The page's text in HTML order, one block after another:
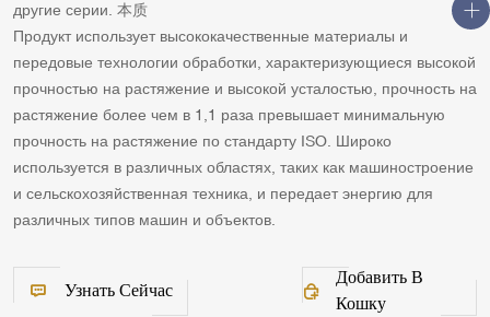
другие серии. 本质
Продукт использует высококачественные материалы и
передовые технологии обработки, характеризующиеся высокой
прочностью на растяжение и высокой усталостью, прочность на
растяжение более чем в 1,1 раза превышает минимальную
прочность на растяжение по стандарту ISO. Широко
используется в различных областях, таких как машиностроение
и сельскохозяйственная техника, и передает энергию для
различных типов машин и объектов.
Узнать Сейчас
Добавить В
Кошку